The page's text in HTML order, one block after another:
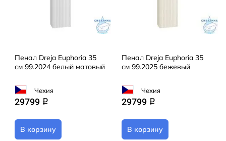
Пенал Dreja Euphoria 35
см 99.2024 белый матовый
Чехия
29799 q
В корзину
Пенал Dreja Euphoria 35
см 99.2025 бежевый
Чехия
29799 q
В корзину